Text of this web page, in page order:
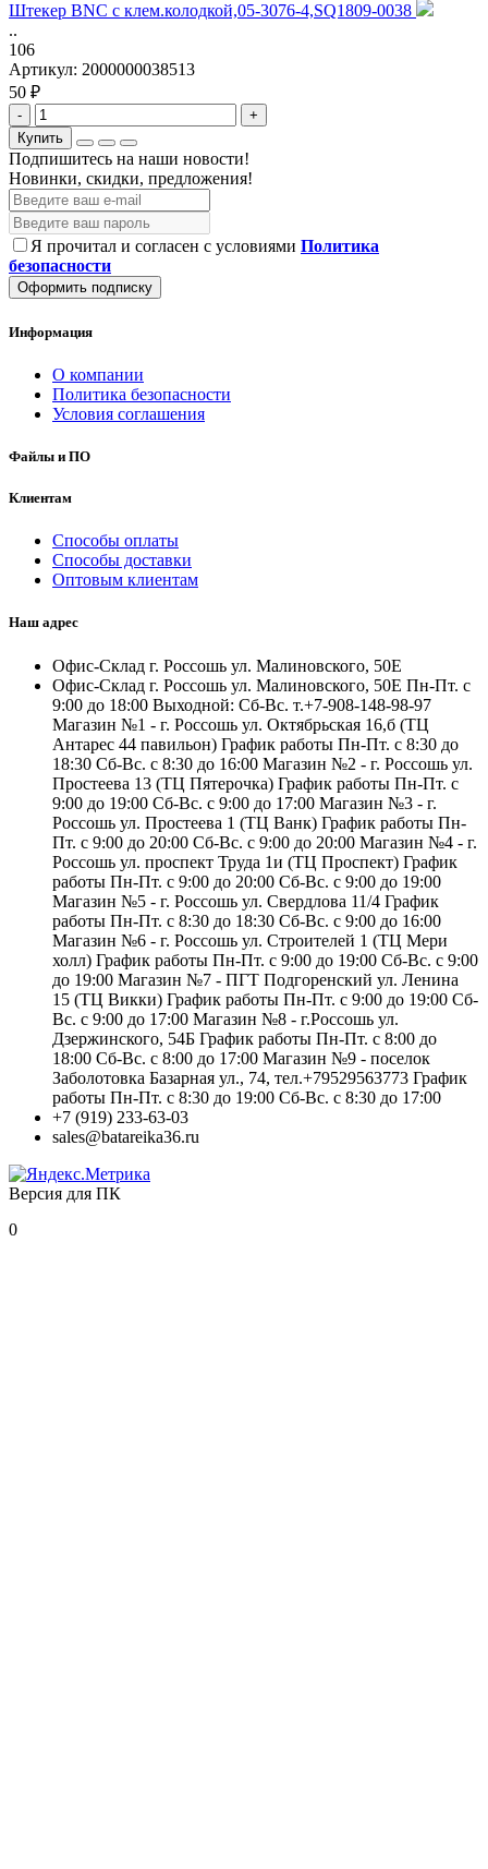
Штекер BNC с клем.колодкой,05-3076-4,SQ1809-0038
..
106
Артикул: 2000000038513
50 ₽
-
+
Купить
Подпишитесь на наши новости!
Новинки, скидки, предложения!
Я прочитал и согласен с условиями Политика
безопасности
Оформить подписку
Информация
О компании
Политика безопасности
Условия соглашения
Файлы и ПО
Клиентам
Способы оплаты
Способы доставки
Оптовым клиентам
Наш адрес
Офис-Склад г. Россошь ул. Малиновского, 50Е
Офис-Склад г. Россошь ул. Малиновского, 50Е Пн-Пт. с
9:00 до 18:00 Выходной: Сб-Вс. т.+7-908-148-98-97
Магазин №1 - г. Россошь ул. Октябрьская 16,б (ТЦ
Антарес 44 павильон) График работы Пн-Пт. с 8:30 до
18:30 Сб-Вс. с 8:30 до 16:00 Магазин №2 - г. Россошь ул.
Простеева 13 (ТЦ Пятерочка) График работы Пн-Пт. с
9:00 до 19:00 Сб-Вс. с 9:00 до 17:00 Магазин №3 - г.
Россошь ул. Простеева 1 (ТЦ Ванк) График работы Пн-
Пт. с 9:00 до 20:00 Сб-Вс. с 9:00 до 20:00 Магазин №4 - г.
Россошь ул. проспект Труда 1и (ТЦ Проспект) График
работы Пн-Пт. с 9:00 до 20:00 Сб-Вс. с 9:00 до 19:00
Магазин №5 - г. Россошь ул. Свердлова 11/4 График
работы Пн-Пт. с 8:30 до 18:30 Сб-Вс. с 9:00 до 16:00
Магазин №6 - г. Россошь ул. Строителей 1 (ТЦ Мери
холл) График работы Пн-Пт. с 9:00 до 19:00 Сб-Вс. с 9:00
до 19:00 Магазин №7 - ПГТ Подгоренский ул. Ленина
15 (ТЦ Викки) График работы Пн-Пт. с 9:00 до 19:00 Сб-
Вс. с 9:00 до 17:00 Магазин №8 - г.Россошь ул.
Дзержинского, 54Б График работы Пн-Пт. с 8:00 до
18:00 Сб-Вс. с 8:00 до 17:00 Магазин №9 - поселок
Заболотовка Базарная ул., 74, тел.+79529563773 График
работы Пн-Пт. с 8:30 до 19:00 Сб-Вс. с 8:30 до 17:00
+7 (919) 233-63-03
sales@batareika36.ru
Версия для ПК
0